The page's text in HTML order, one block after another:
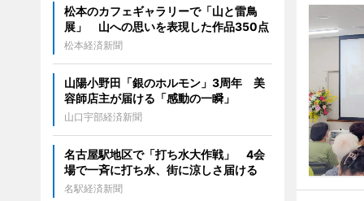
松本のカフェギャラリーで「山と雷鳥
展」 山への思いを表現した作品350点
松本経済新聞
山陽小野田「銀のホルモン」3周年 美
容師店主が届ける「感動の一瞬」
山口宇部経済新聞
名古屋駅地区で「打ち水大作戦」 4会
場で一斉に打ち水、街に涼しさ届ける
名駅経済新聞